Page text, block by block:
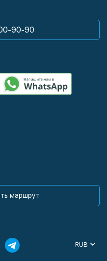
90-90
маршрут
RUB